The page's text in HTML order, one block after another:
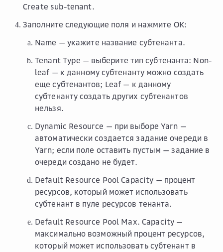
Create sub-tenant.
Заполните следующие поля и нажмите OK:
Name — укажите название субтенанта.
Tenant Type — выберите тип субтенанта: Non-
leaf — к данному субтенанту можно создать
еще субтенантов; Leaf — к данному
субтенанту создать других субтенантов
нельзя.
Dynamic Resource — при выборе Yarn —
автоматически создается задание очереди в
Yarn; если поле оставить пустым — задание в
очереди создано не будет.
Default Resource Pool Capacity — процент
ресурсов, который может использовать
субтенант в пуле ресурсов тенанта.
Default Resource Pool Max. Capacity —
максимально возможный процент ресурсов,
который может использовать субтенант в